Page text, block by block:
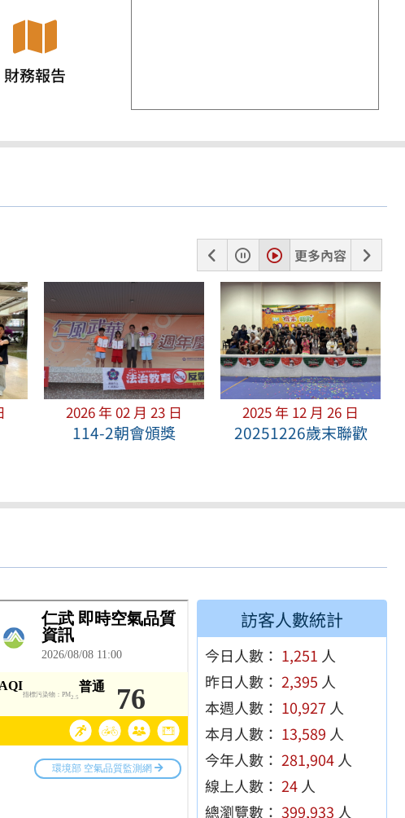
財務報告
一
張
暫
停
播
放
更多內容
下
一
張
2026 年 02 月 23 日
114-2朝會頒獎
2025 年 12 月 26 日
20251226歲末聯歡
訪客人數統計
今日人數： 1,251 人
昨日人數： 2,395 人
本週人數： 10,927 人
本月人數： 13,589 人
今年人數： 281,904 人
線上人數： 24 人
總瀏覽數： 399,933 人